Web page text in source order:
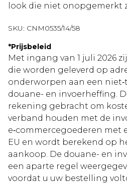
look die niet onopgemerkt
SKU: CNM0535/14/58
*Prijsbeleid
Met ingang van 1 juli 2026
die worden geleverd op
onderworpen aan een
douane- en invoerheffing.
rekening gebracht om
verband houden met de
e‑commercegoederen met
EU en wordt berekend op
aankoop. De douane- en
een aparte regel
voordat u uw bestelling